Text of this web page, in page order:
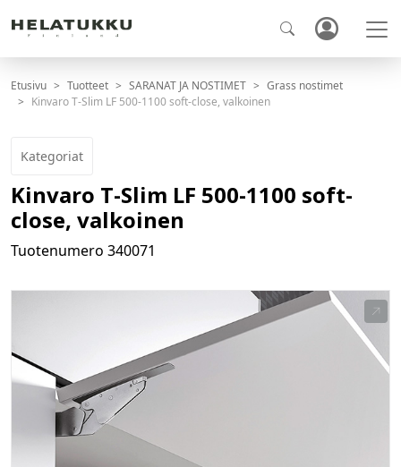
Etusivu Tuotteet SARANAT JA NOSTIMET
Grass nostimet
Kinvaro T-Slim LF 500-1100 soft-close, valkoinen
Kategoriat
Kinvaro T-Slim LF 500-1100 soft-
close, valkoinen
Tuotenumero 340071